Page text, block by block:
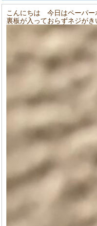
こんにちは 今日はペーパー
裏板が入っておらずネジがき